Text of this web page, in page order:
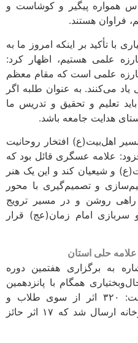
همواره پیگیر و کوشاست و
فراوان هستند.
با تأکید بر اینکه امروز ما به
علمی هستیم، اظهار کرد:
علمی است که مقام معظم
می‌کنند. به عنوان طلبه اگر
تعلیم و تحقیق و تدریس ما
هدایت جامعه باشد.
اهل‌بیت(ع) افتخار روحانیت
علامه عسگری قائل بود که
و شیعیان کند و این یک هنر
و تصمیم‌گیری با محور
روشن و در مسیر ترویج
امام زمان(عج) قرار
حلی استان
به برگزاری هفتمین دوره
همگام با پانزدهمین
دوره کشوری این جشنواره گفت: ۳۲۰ اثر از سوی طلاب و
روحانیون سراسر استان به دبیرخانه ارسال شد که ۱۷ اثر حائز